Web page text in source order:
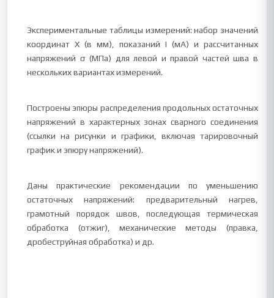
Экспериментальные таблицы измерений: набор значений
координат Х (в мм), показаний I (мА) и рассчитанных
напряжений σ (МПа) для левой и правой частей шва в
нескольких вариантах измерений.
Построены эпюры распределения продольных остаточных
напряжений в характерных зонах сварного соединения
(ссылки на рисунки и графики, включая тарировочный
график и эпюру напряжений).
Даны практические рекомендации по уменьшению
остаточных напряжений: предварительный нагрев,
грамотный порядок швов, последующая термическая
обработка (отжиг), механические методы (правка,
дробеструйная обработка) и др.